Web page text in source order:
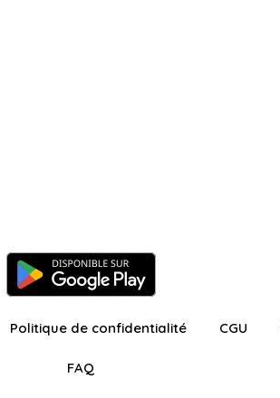
Politique de confidentialité CGU
FAQ